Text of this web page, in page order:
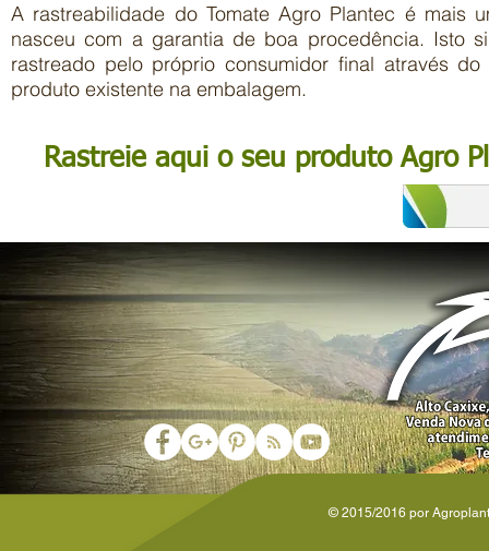
A rastreabilidade do Tomate Agro Plantec é mais
nasceu com a garantia de boa procedência. Isto
rastreado pelo próprio consumidor final através
produto existente na embalagem.
Rastreie aqui o seu produto Agro
© 2015/2016 por